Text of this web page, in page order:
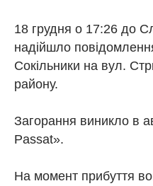
18 грудня о 17:26 до
надійшло
Сокільники на вул.
району.
Загорання виникло в
Passat».
На момент прибуття